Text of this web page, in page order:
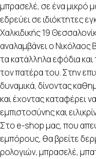
μπρασελέ, σε ένα μικρό
εδρεύει σε ιδιόκτητες
Χαλκιδικής 19
αναλαμβάνει ο Νικόλαος
τα κατάλληλα εφόδια
τον πατέρα του. Στην
δυναμικά, δίνοντας
και έχοντας καταφέρει
εμπιστοσύνης και
Στο e-shop μας, που
εμπόρους, θα βρείτε
ρολογιών, μπρασελέ,